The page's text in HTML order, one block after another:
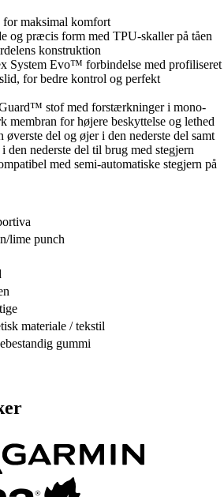
for maksimal komfort
og præcis form med TPU-skaller på tåen
konstruktion
System Evo™ forbindelse med profiliseret
for bedre kontrol og perfekt
stof med forstærkninger i mono-
membran for højere beskyttelse og lethed
del og øjer i den nederste del samt
den nederste del til brug med stegjern
med semi-automatiske stegjern på
lime punch
materiale / tekstil
gummi